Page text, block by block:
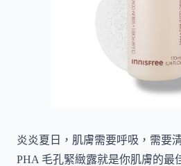
炎炎夏日，肌膚需要呼吸，需要
PHA 毛孔緊緻露就是你肌膚的最